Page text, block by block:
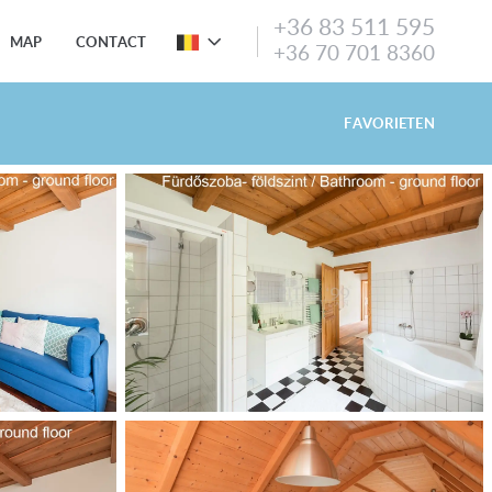
MAP CONTACT +36 83 511 595
+36 70 701 8360
FAVORIETEN